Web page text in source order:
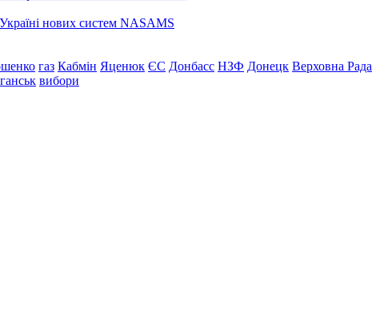
нових систем NASAMS
газ Кабмін Яценюк ЄС Донбасс НЗФ Донецк Верховна Рада
вибори